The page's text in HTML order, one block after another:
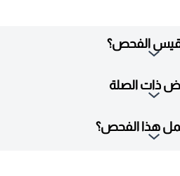
الفحص؟
ذات الصلة
هذا الفحص؟